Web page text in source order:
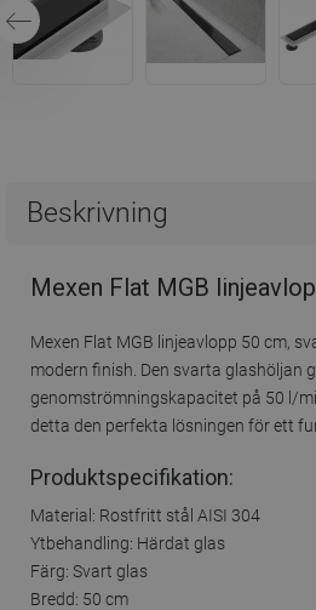
Beskrivning
Mexen Flat MGB
Mexen Flat MGB linjeavlopp 50 cm,
modern finish. Den svarta glashöljan
genomströmningskapacitet på 50 l/
detta den perfekta lösningen för ett
Produktspecifikation:
Material: Rostfritt stål AISI 304
Ytbehandling: Härdat glas
Färg: Svart glas
Bredd: 50 cm